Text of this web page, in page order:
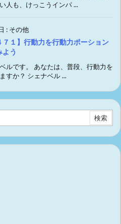
人も、けっこうインパ ...
: その他
７１】行動力を行動力ポーション
う
ルです。 あなたは、普段、行動力を
すか？ シェナベル ...